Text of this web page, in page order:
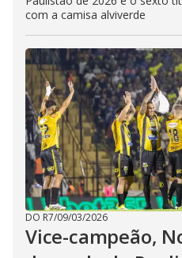
com a camisa alviverde
DO R7/09/03/2026
Vice-campeão,